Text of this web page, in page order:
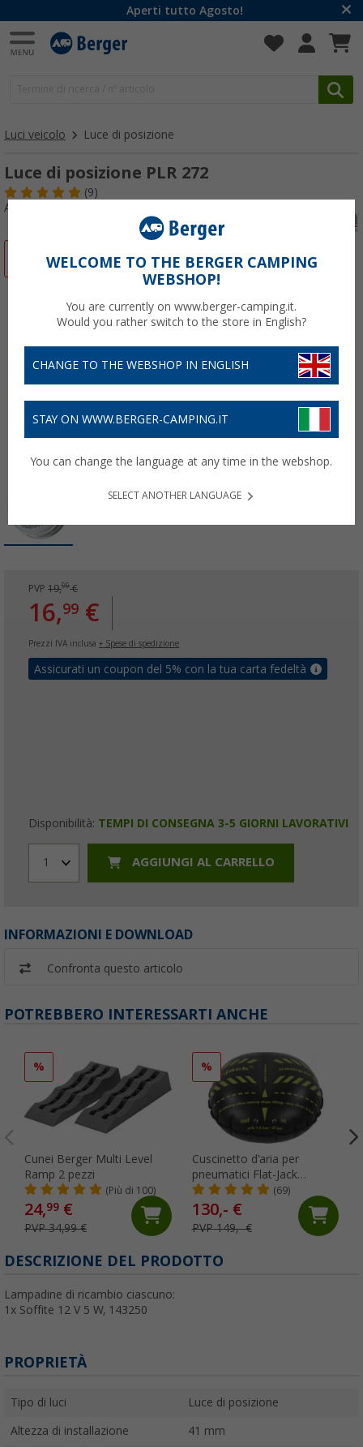
Aperti tutto Agosto!
Luci veicolo Luce di posizione
Luce di posizione PLR 272
(9)
Articolo n: 151330
-15%
PVP 19,99€
16,99 €
Prezzi IVA inclusa + Spese di spedizione
Assicurati un coupon del 5% con la tua carta fedeltà
Disponibilità: TEMPI DI CONSEGNA 3-5 GIORNI LAVORATIVI
1 AGGIUNGI AL CARRELLO
INFORMAZIONI E DOWNLOAD
Confronta questo articolo
POTREBBERO INTERESSARTI ANCHE
%
Cunei Berger Multi Level
Ramp 2 pezzi
(Più di 100)
24,99 €
PVP 34,99 €
%
Cuscinetto d'aria per
pneumatici Flat-Jack
Camper 2.0 per veicoli fino
a 6 tonnellate e fino a 305
mm di larghezza del
pneumatico
(69)
130,- €
PVP 149,- €
DESCRIZIONE DEL PRODOTTO
Lampadine di ricambio ciascuno:
1x Soffite 12 V 5 W, 143250
PROPRIETÀ
Tipo di luci Luce di posizione
Altezza di installazione 41 mm
WELCOME TO THE BERGER CAMPING
WEBSHOP!
You are currently on www.berger-camping.it.
Would you rather switch to the store in English?
CHANGE TO THE WEBSHOP IN ENGLISH
STAY ON WWW.BERGER-CAMPING.IT
You can change the language at any time in the webshop.
SELECT ANOTHER LANGUAGE